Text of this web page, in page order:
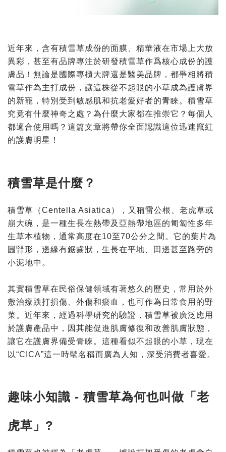
近年來，含有積雪草成份的面膜、精華液在市場上大放
異彩，甚至有品牌專注於研發積雪草作爲核心成份的護
膚品！無論是國際專櫃大牌還是醫美品牌，都爭相將積
雪草作為主打成份 ，讓這株從不起眼的小草成為護膚界
的新寵，特別受到敏感肌和抗老愛好者的青睞。積雪草
究竟有什麼神奇之處？為什麼大家都在推崇它？每個人
都適合使用嗎？這篇文章將帶你全面認識這位迅速竄紅
的護膚明星！
積雪草是什麼？
積雪草（Centella Asiatica），又稱雷公根、老虎草或
崩大碗，是一種生長在熱帶及亞熱帶地區的匍匐性多年
生草本植物，通常高度在10至70公分之間。它的葉片為
圓腎形，邊緣有鋸齒狀，生長在平地、田邊甚至路旁的
小泥地中。
其實積雪草在民俗保健領域有著悠久的歷史，常用於外
敷治療跌打損傷、外傷和瘀血，也可作為日常食用的野
菜。近年來，經過科學研究的驗證，積雪草被廣泛應用
於護膚產品中，因其能促進肌膚修復和改善肌膚狀態，
讓它在護膚界備受青睞。這種看似不起眼的小草，現在
以“CICA”這一時髦名稱而廣為人知，深受消費者喜愛。
趣味小知識 - 積雪草為何也叫做「老
虎草」?